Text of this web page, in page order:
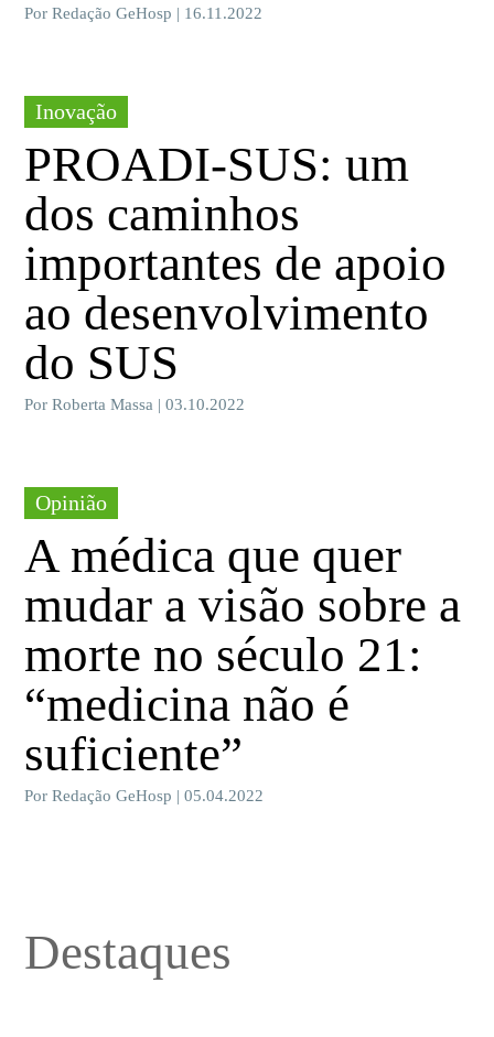
Por Redação GeHosp | 16.11.2022
Inovação
PROADI-SUS: um
dos caminhos
importantes de apoio
ao desenvolvimento
do SUS
Por Roberta Massa | 03.10.2022
Opinião
A médica que quer
mudar a visão sobre a
morte no século 21:
“medicina não é
suficiente”
Por Redação GeHosp | 05.04.2022
Destaques